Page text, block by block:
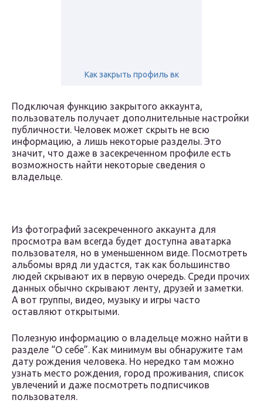
Как закрыть профиль вк
Подключая функцию закрытого аккаунта,
пользователь получает дополнительные настройки
публичности. Человек может скрыть не всю
информацию, а лишь некоторые разделы. Это
значит, что даже в засекреченном профиле есть
возможность найти некоторые сведения о
владельце.
Из фотографий засекреченного аккаунта для
просмотра вам всегда будет доступна аватарка
пользователя, но в уменьшенном виде. Посмотреть
альбомы вряд ли удастся, так как большинство
людей скрывают их в первую очередь. Среди прочих
данных обычно скрывают ленту, друзей и заметки.
А вот группы, видео, музыку и игры часто
оставляют открытыми.
Полезную информацию о владельце можно найти в
разделе “О себе”. Как минимум вы обнаружите там
дату рождения человека. Но нередко там можно
узнать место рождения, город проживания, список
увлечений и даже посмотреть подписчиков
пользователя.